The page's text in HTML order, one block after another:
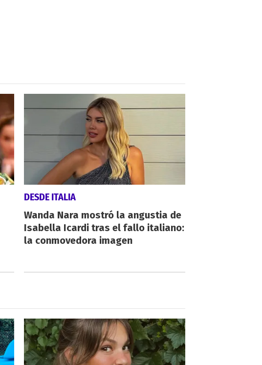
DESDE ITALIA
Wanda Nara mostró la angustia de
Isabella Icardi tras el fallo italiano:
la conmovedora imagen